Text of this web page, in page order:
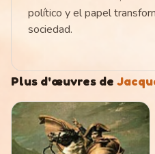
político y el papel
sociedad.
Plus d'œuvres de